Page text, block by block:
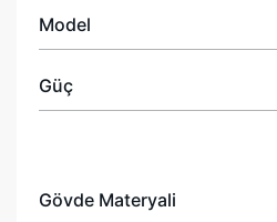
Model
Güç
Gövde Materyali